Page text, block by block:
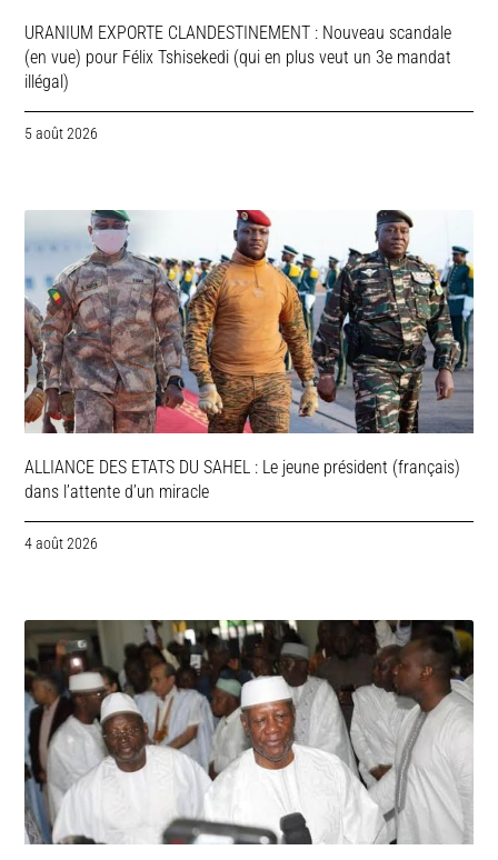
URANIUM EXPORTE CLANDESTINEMENT : Nouveau scandale
(en vue) pour Félix Tshisekedi (qui en plus veut un 3e mandat
illégal)
5 août 2026
ALLIANCE DES ETATS DU SAHEL : Le jeune président (français)
dans l’attente d’un miracle
4 août 2026